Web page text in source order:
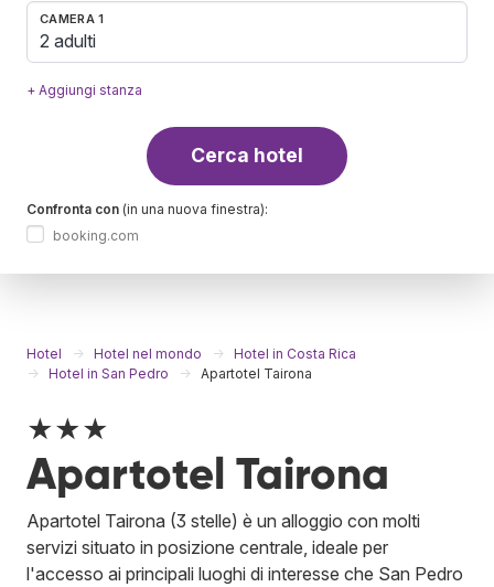
CAMERA 1
2 adulti
+ Aggiungi stanza
Cerca hotel
Confronta con (in una nuova finestra):
booking.com
Hotel Hotel nel mondo
Hotel in Costa Rica
Hotel in San Pedro
Apartotel Tairona
★★★
Apartotel Tairona
Apartotel Tairona (3 stelle) è un alloggio con molti
servizi situato in posizione centrale, ideale per
l'accesso ai principali luoghi di interesse che San Pedro